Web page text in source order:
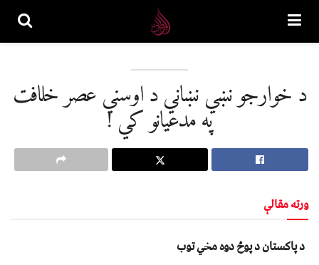
د خوارجو نښي نښاني د اوسني عصر خلافت
په مدعيانو کي !
ورته مقالې
د پاکستان د پوځ دوه مخي توب